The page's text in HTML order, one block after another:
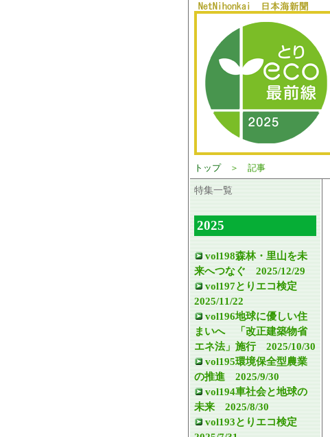
トップ＞ 記事
特集一覧
2025
vol198森林・里山を未
来へつなぐ 2025/12/29
vol197とりエコ検定
2025/11/22
vol196地球に優しい住
まいへ 「改正建築物省
エネ法」施行 2025/10/30
vol195環境保全型農業
の推進 2025/9/30
vol194車社会と地球の
未来 2025/8/30
vol193とりエコ検定